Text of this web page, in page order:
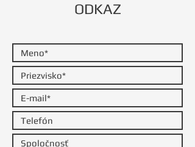
ODKAZ